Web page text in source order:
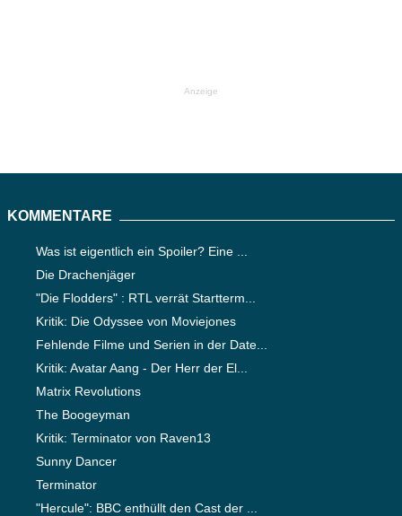
Anzeige
KOMMENTARE
Was ist eigentlich ein Spoiler? Eine ...
Die Drachenjäger
"Die Flodders" : RTL verrät Startterm...
Kritik: Die Odyssee von Moviejones
Fehlende Filme und Serien in der Date...
Kritik: Avatar Aang - Der Herr der El...
Matrix Revolutions
The Boogeyman
Kritik: Terminator von Raven13
Sunny Dancer
Terminator
"Hercule": BBC enthüllt den Cast der ...